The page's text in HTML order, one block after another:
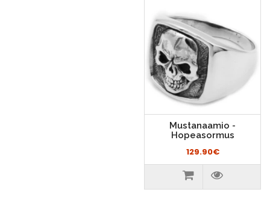
Mustanaamio -
Hopeasormus
129.90€